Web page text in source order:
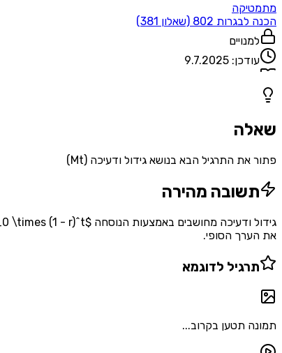
מתמטיקה
הכנה לבגרות 802 (שאלון 381)
למנויים
עודכן: 9.7.2025
שאלה
פתור את התרגיל הבא בנושא גידול ודעיכה (Mt)
תשובה מהירה
את הערך הסופי.
תרגיל לדוגמא
תמונה תטען בקרוב...